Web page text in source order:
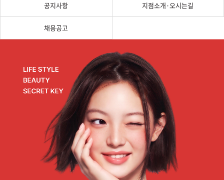
공지사항 지점소개·오시는길
채용공고